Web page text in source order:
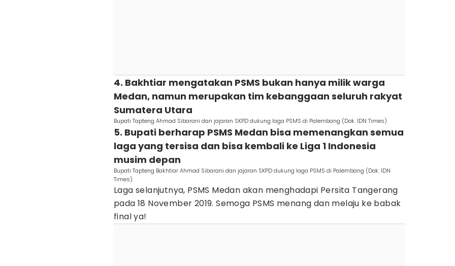
4. Bakhtiar mengatakan PSMS bukan hanya milik warga
Medan, namun merupakan tim kebanggaan seluruh rakyat
Sumatera Utara
Bupati Tapteng Ahmad Sibarani dan jajaran SKPD dukung laga PSMS di Palembang (Dok. IDN Times)
5. Bupati berharap PSMS Medan bisa memenangkan semua
laga yang tersisa dan bisa kembali ke Liga 1 Indonesia
musim depan
Bupati Tapteng Bakhtiar Ahmad Sibarani dan jajaran SKPD dukung laga PSMS di Palembang (Dok. IDN
Times)
Laga selanjutnya, PSMS Medan akan menghadapi Persita Tangerang
pada 18 November 2019. Semoga PSMS menang dan melaju ke babak
final ya!